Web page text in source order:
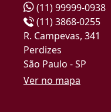
(11) 99999-0938
(11) 3868-0255
R. Campevas, 341
Perdizes
São Paulo - SP
Ver no mapa